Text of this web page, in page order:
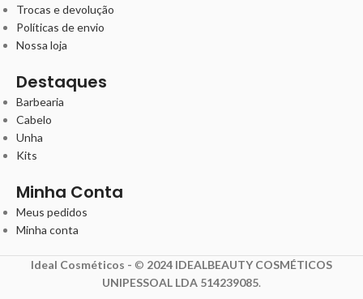
Trocas e devolução
Políticas de envio
Nossa loja
Destaques
Barbearia
Cabelo
Unha
Kits
Minha Conta
Meus pedidos
Minha conta
Ideal Cosméticos - © 2024 IDEALBEAUTY COSMÉTICOS
UNIPESSOAL LDA 514239085.